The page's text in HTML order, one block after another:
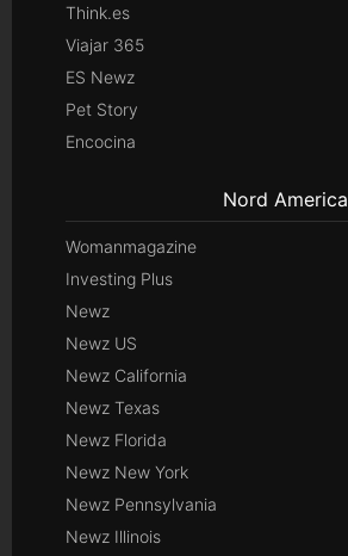
Think.es
Viajar 365
ES Newz
Pet Story
Encocina
Nord America
Womanmagazine
Investing Plus
Newz
Newz US
Newz California
Newz Texas
Newz Florida
Newz New York
Newz Pennsylvania
Newz Illinois